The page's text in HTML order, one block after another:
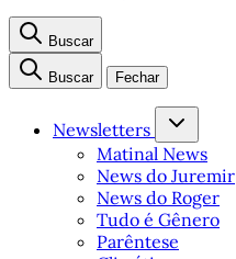
Buscar
Buscar Fechar
Newsletters
Matinal News
News do Juremir
News do Roger
Tudo é Gênero
Parêntese